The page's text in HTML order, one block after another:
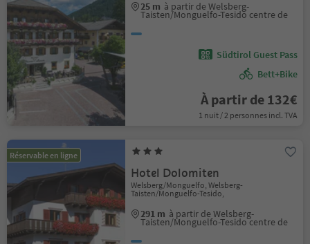
25 m à partir de Welsberg-
Taisten/Monguelfo-Tesido centre de
Südtirol Guest Pass
Bett+Bike
À partir de 132€
1 nuit / 2 personnes incl. TVA
Réservable en ligne
Hotel Dolomiten
Welsberg/Monguelfo, Welsberg-
Taisten/Monguelfo-Tesido,
291 m à partir de Welsberg-
Taisten/Monguelfo-Tesido centre de